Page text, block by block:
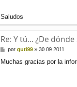
Saludos
Re: Y tú... ¿De
M
n
porguti99 »30 09 2011
Muchas gracias por la